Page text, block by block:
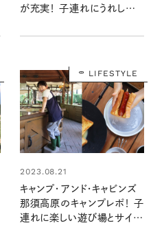
が充実！ 子連れにうれしい
LIFESTYLE
2023.08.21
キャンプ・アンド・キャビンズ
那須高原のキャンプレポ！ 子
連れに楽しい遊び場とサイト